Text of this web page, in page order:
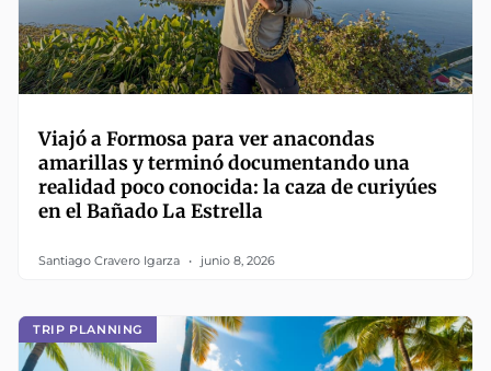
Viajó a Formosa para ver anacondas
amarillas y terminó documentando una
realidad poco conocida: la caza de curiyúes
en el Bañado La Estrella
Santiago Cravero Igarza junio 8, 2026
TRIP PLANNING